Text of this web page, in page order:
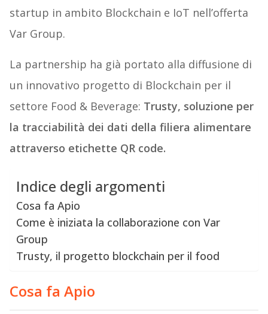
startup in ambito Blockchain e IoT nell’offerta
Var Group.
La partnership ha già portato alla diffusione di
un innovativo progetto di Blockchain per il
settore Food & Beverage: Trusty, soluzione per
la tracciabilità dei dati della filiera alimentare
attraverso etichette QR code.
Indice degli argomenti
Cosa fa Apio
Come è iniziata la collaborazione con Var
Group
Trusty, il progetto blockchain per il food
Cosa fa Apio